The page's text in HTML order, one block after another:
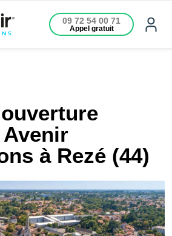
09 72 54 00 71
Appel gratuit
Avenir
à Rezé (44)